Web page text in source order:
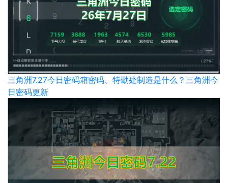
三角洲7.27今日密码箱密码、特勤处制造是什么？三角洲今
日密码更新